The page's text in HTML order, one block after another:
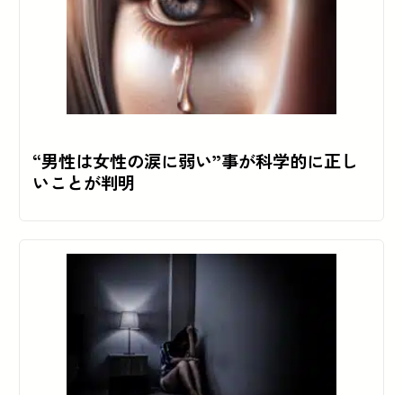
“男性は女性の涙に弱い”事が科学的に正し
いことが判明